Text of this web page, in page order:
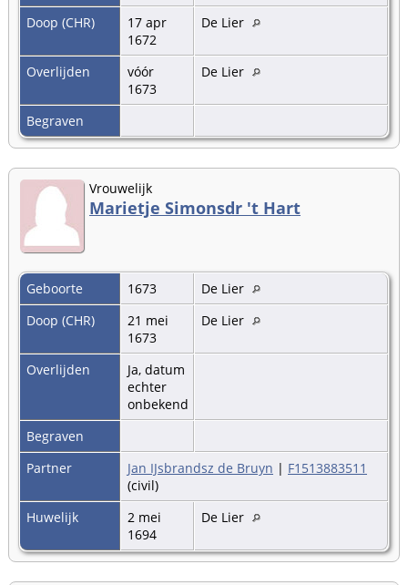
Doop (CHR)
17 apr
1672
De Lier
Overlijden
vóór
1673
De Lier
Begraven
Vrouwelijk
Marietje Simonsdr 't Hart
Geboorte 1673
De Lier
Doop (CHR)
21 mei
1673
De Lier
Overlijden
Ja, datum
echter
onbekend
Begraven
Partner
Jan IJsbrandsz de Bruyn | F1513883511
(civil)
Huwelijk
2 mei
1694
De Lier